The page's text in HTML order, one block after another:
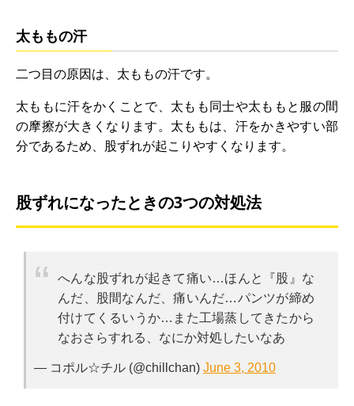
太ももの汗
二つ目の原因は、太ももの汗です。
太ももに汗をかくことで、太もも同士や太ももと服の間
の摩擦が大きくなります。太ももは、汗をかきやすい部
分であるため、股ずれが起こりやすくなります。
股ずれになったときの3つの対処法
へんな股ずれが起きて痛い…ほんと『股』な
んだ、股間なんだ、痛いんだ…パンツが締め
付けてくるいうか…また工場蒸してきたから
なおさらすれる、なにか対処したいなあ
— コポル☆チル (@chillchan) June 3, 2010